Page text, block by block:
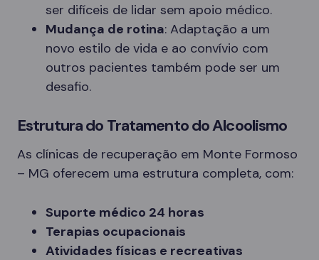
ser difíceis de lidar sem apoio médico.
Mudança de rotina: Adaptação a um
novo estilo de vida e ao convívio com
outros pacientes também pode ser um
desafio.
Estrutura do Tratamento do Alcoolismo
As clínicas de recuperação em Monte Formoso
– MG oferecem uma estrutura completa, com:
Suporte médico 24 horas
Terapias ocupacionais
Atividades físicas e recreativas